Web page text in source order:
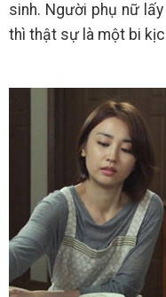
sinh. Người phụ nữ
thì thật sự là một bi